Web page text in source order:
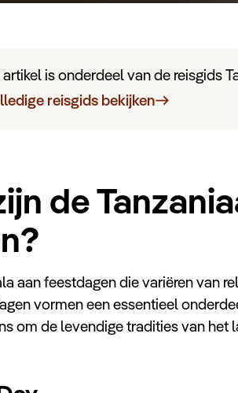
is onderdeel van de reisgids
reisgids bekijken
de
aan feestdagen die variëren van
vormen een essentieel
om de levendige tradities van het